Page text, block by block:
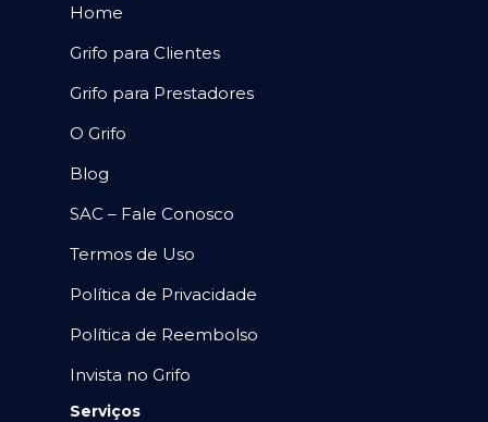
Home
Grifo para Clientes
Grifo para Prestadores
O Grifo
Blog
SAC – Fale Conosco
Termos de Uso
Política de Privacidade
Política de Reembolso
Invista no Grifo
Serviços